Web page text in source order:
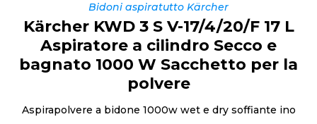
Bidoni aspiratutto Kärcher
Kärcher KWD 3 S V-17/4/20/F 17 L
Aspiratore a cilindro Secco e
bagnato 1000 W Sacchetto per la
polvere
Aspirapolvere a bidone 1000w wet e dry soffiante ino